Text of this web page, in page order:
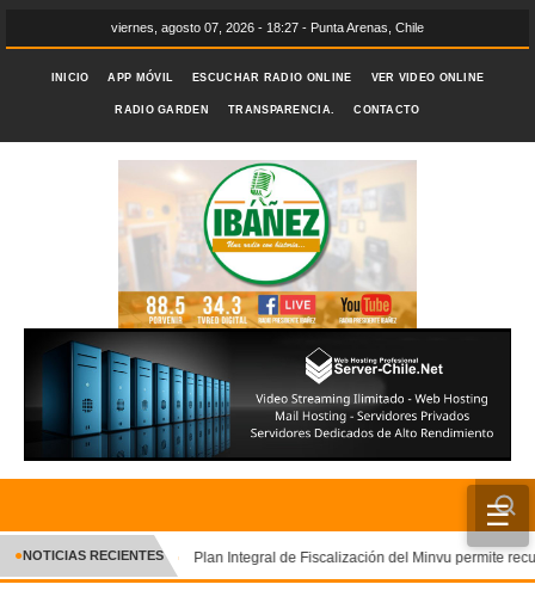
viernes, agosto 07, 2026 - 18:27 - Punta Arenas, Chile
INICIO APP MÓVIL ESCUCHAR RADIO ONLINE VER VIDEO ONLINE
RADIO GARDEN TRANSPARENCIA. CONTACTO
☰
INICIO
CRÓNICA
●NOTICIAS RECIENTES Plan Integral de Fiscalización del Minvu permite